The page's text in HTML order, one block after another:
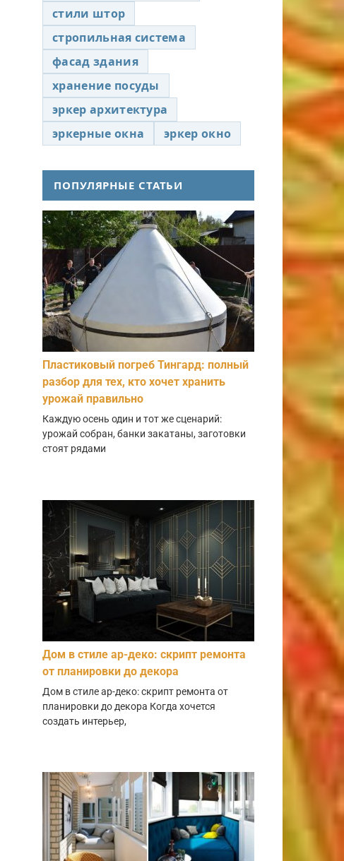
стили штор
стропильная система
фасад здания
хранение посуды
эркер архитектура
эркерные окна
эркер окно
ПОПУЛЯРНЫЕ СТАТЬИ
Пластиковый погреб Тингард: полный
разбор для тех, кто хочет хранить
урожай правильно
Каждую осень один и тот же сценарий:
урожай собран, банки закатаны, заготовки
стоят рядами
Дом в стиле ар-деко: скрипт ремонта
от планировки до декора
Дом в стиле ар-деко: скрипт ремонта от
планировки до декора Когда хочется
создать интерьер,